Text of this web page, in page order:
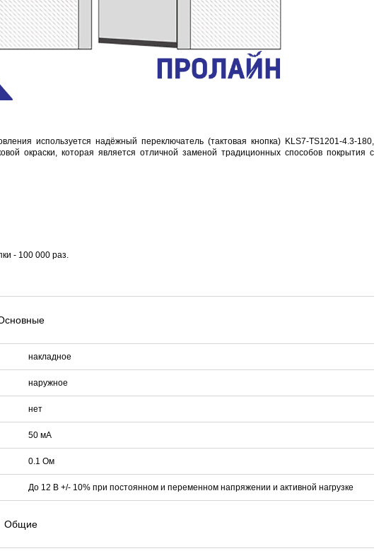
Proline PR-MRA9504S
5 110 руб.
Proline PR-309C
используется надёжный переключатель (тактовая кнопка) KLS7-TS1201-4.3-180,
окраски, которая является отличной заменой традиционных способов покрытия с
- 100 000 раз.
накладное
наружное
нет
50 мА
0.1 Ом
До 12 В +/- 10% при постоянном и переменном напряжении и активной нагрузке
Общие